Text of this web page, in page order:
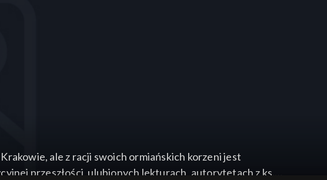
ale z racji swoich ormiańskich korzeni jest
przeszłości, ulubionych lekturach, autorytetach z ks.